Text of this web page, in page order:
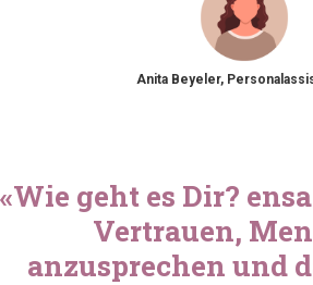
Anita Beyeler,
«Wie geht es Dir?
Vertrauen,
anzusprechen und